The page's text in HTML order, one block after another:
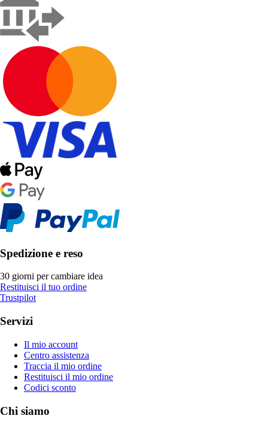
Spedizione e reso
30 giorni per cambiare idea
Restituisci il tuo ordine
Trustpilot
Servizi
Il mio account
Centro assistenza
Traccia il mio ordine
Restituisci il mio ordine
Codici sconto
Chi siamo